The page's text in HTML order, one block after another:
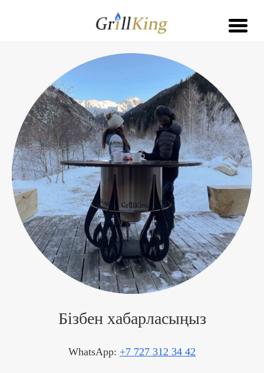
Бізбен хабарласыңыз
WhatsApp: +7 727 312 34 42